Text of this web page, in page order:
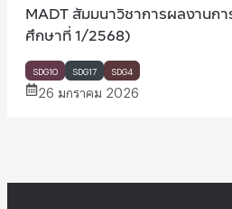
MADT สัมมนาวิชาการผลงานก
ศึกษาที่ 1/2568)
SDG10 SDG17 SDG4
26 มกราคม 2026